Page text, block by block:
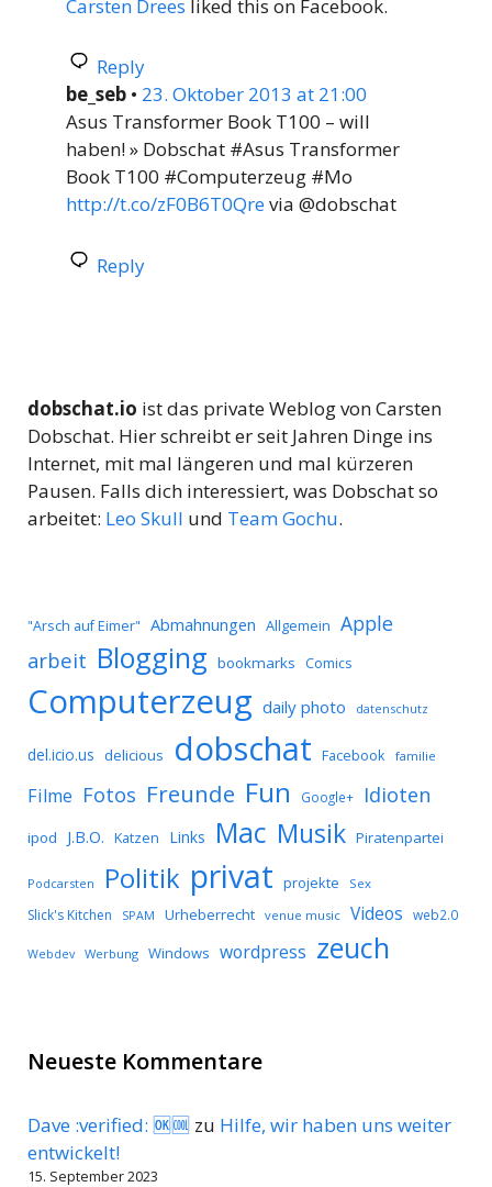
Carsten Drees liked this on Facebook.
Reply
be_seb • 23. Oktober 2013 at 21:00
Asus Transformer Book T100 – will
haben! » Dobschat #Asus Transformer
Book T100 #Computerzeug #Mo
http://t.co/zF0B6T0Qrevia @dobschat
Reply
dobschat.io ist das private Weblog von Carsten
Dobschat. Hier schreibt er seit Jahren Dinge ins
Internet, mit mal längeren und mal kürzeren
Pausen. Falls dich interessiert, was Dobschat so
arbeitet: Leo Skull und Team Gochu.
"Arsch auf Eimer" Abmahnungen Allgemein Apple
arbeit Blogging bookmarks Comics
Computerzeug daily photo datenschutz
del.icio.us delicious dobschat Facebook familie
Filme Fotos Freunde Fun Google+ Idioten
ipod J.B.O. Katzen Links Mac Musik Piratenpartei
Podcarsten Politik privat projekte Sex
Slick's Kitchen SPAM Urheberrecht venue music Videos web2.0
Webdev Werbung Windows wordpress zeuch
Neueste Kommentare
Dave :verified: 🆗🆒 zu Hilfe, wir haben uns weiter
entwickelt!
15. September 2023